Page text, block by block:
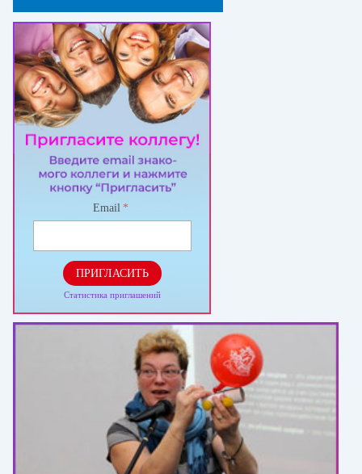
Email *
ПРИГЛАСИТЬ
Статистика приглашений